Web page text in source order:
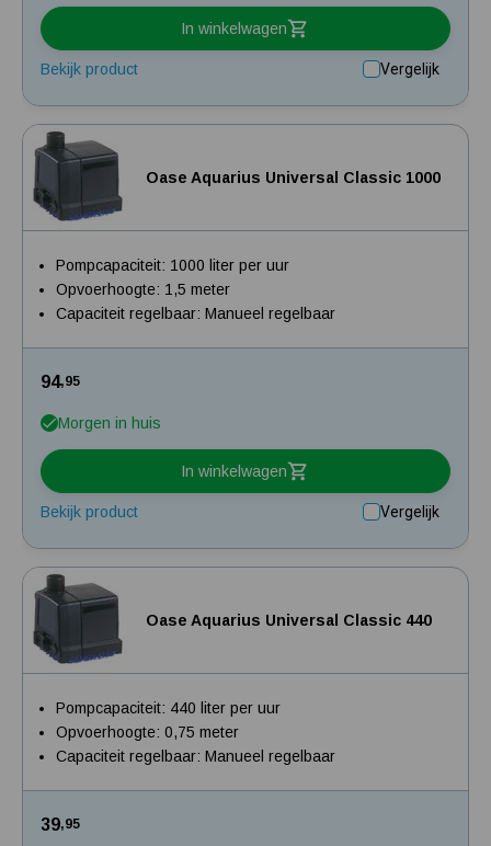
In winkelwagen
Bekijk product Vergelijk
Oase Aquarius Universal Classic 1000
Pompcapaciteit: 1000 liter per uur
Opvoerhoogte: 1,5 meter
Capaciteit regelbaar: Manueel regelbaar
94,95
Morgen in huis
In winkelwagen
Bekijk product Vergelijk
Oase Aquarius Universal Classic 440
Pompcapaciteit: 440 liter per uur
Opvoerhoogte: 0,75 meter
Capaciteit regelbaar: Manueel regelbaar
39,95